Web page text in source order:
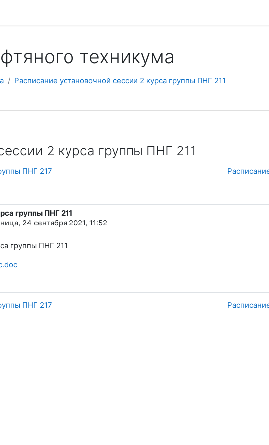
техникума
Расписание установочной сессии 2 курса группы ПНГ 211
2 курса группы ПНГ 211
ПНГ 217
группы ПНГ 211
24 сентября 2021, 11:52
группы ПНГ 211
ПНГ 217